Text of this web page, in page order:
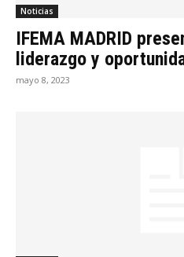
Noticias
IFEMA MADRID
liderazgo y
mayo 8, 2023